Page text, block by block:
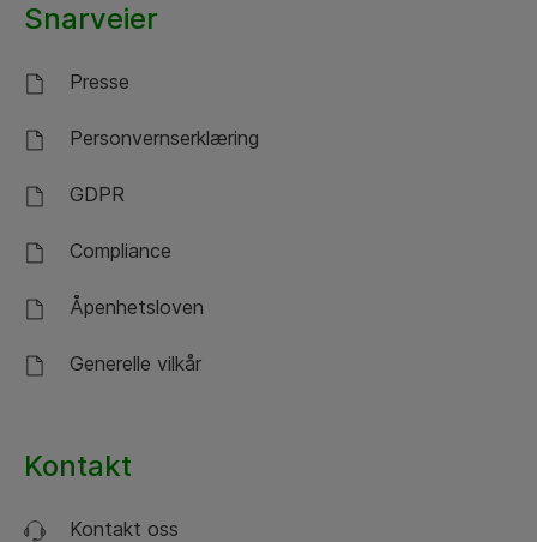
Snarveier
Presse
Personvernserklæring
GDPR
Compliance
Åpenhetsloven
Generelle vilkår
Kontakt
Kontakt oss